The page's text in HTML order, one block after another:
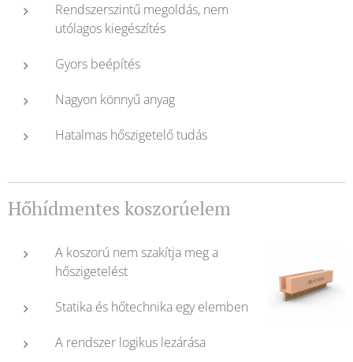
Rendszerszintű megoldás, nem
utólagos kiegészítés
Gyors beépítés
Nagyon könnyű anyag
Hatalmas hőszigetelő tudás
Hőhídmentes koszorúelem
A koszorú nem szakítja meg a
hőszigetelést
Statika és hőtechnika egy elemben
A rendszer logikus lezárása